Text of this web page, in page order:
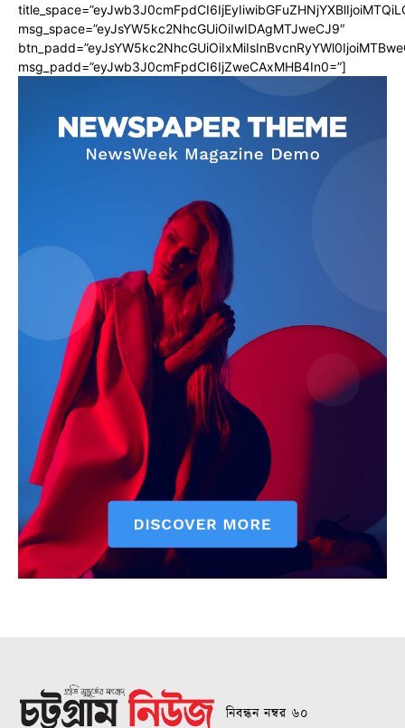
msg_space=”eyJsYW5kc2NhcGUiOiIwIDAgMTJweCJ9″
msg_padd=”eyJwb3J0cmFpdCI6IjZweCAxMHB4In0=”]
নিবন্ধন নম্বর ৬০